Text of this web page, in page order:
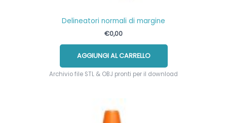
Delineatori normali di margine
€0,00
AGGIUNGI AL CARRELLO
Archivio file STL & OBJ pronti per il download